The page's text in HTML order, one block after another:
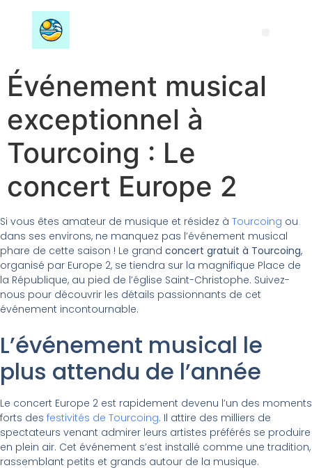
Événement musical
exceptionnel à
Tourcoing : Le
concert Europe 2
Si vous êtes amateur de musique et résidez à Tourcoing ou
dans ses environs, ne manquez pas l’événement musical
phare de cette saison ! Le grand concert gratuit à Tourcoing,
organisé par Europe 2, se tiendra sur la magnifique Place de
la République, au pied de l’église Saint-Christophe. Suivez-
nous pour découvrir les détails passionnants de cet
événement incontournable.
L’événement musical le
plus attendu de l’année
Le concert Europe 2 est rapidement devenu l’un des moments
forts des festivités de Tourcoing. Il attire des milliers de
spectateurs venant admirer leurs artistes préférés se produire
en plein air. Cet événement s’est installé comme une tradition,
rassemblant petits et grands autour de la musique.